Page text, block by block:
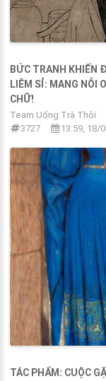
BỨC TRANH KHIẾN
LIÊM SỈ: MANG NỖI
CHỮ!
Team Uống Trà Thôi
3727
13:59, 18/
TÁC PHẨM: CUỘC